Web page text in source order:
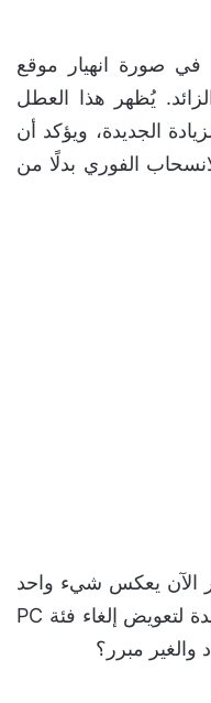
صورة انهيار موقع
يُظهر هذا العطل
الجديدة، ويؤكد أن
الفوري بدلًا من
الآن يعكس شيء واحد
فقط، وهو هل تكفي المزايا الجديدة لتعويض إلغاء فئة PC